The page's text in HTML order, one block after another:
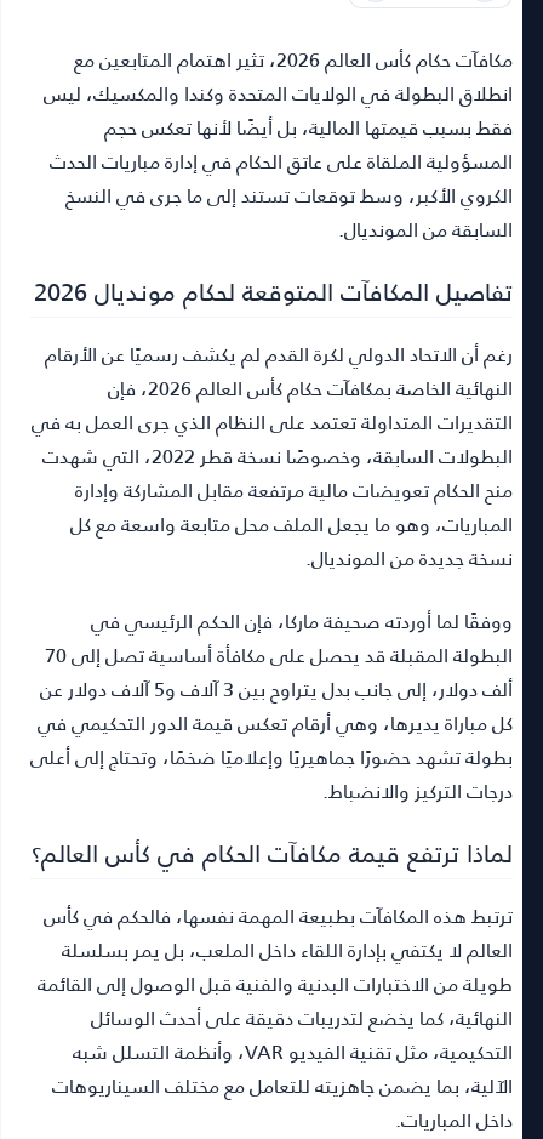
مكافآت حكام كأس العالم 2026
، تثير اهتمام المتابعين مع
انطلاق البطولة في الولايات المتحدة وكندا والمكسيك، ليس
فقط بسبب قيمتها المالية، بل أيضًا لأنها تعكس حجم
المسؤولية الملقاة على عاتق الحكام في إدارة مباريات الحدث
الكروي الأكبر، وسط توقعات تستند إلى ما جرى في النسخ
السابقة من المونديال.
تفاصيل المكافآت المتوقعة لحكام مونديال 2026
رغم أن الاتحاد الدولي لكرة القدم لم يكشف رسميًا عن الأرقام
النهائية الخاصة بمكافآت حكام كأس العالم 2026، فإن
التقديرات المتداولة تعتمد على النظام الذي جرى العمل به في
البطولات السابقة، وخصوصًا نسخة قطر 2022، التي شهدت
منح الحكام تعويضات مالية مرتفعة مقابل المشاركة وإدارة
المباريات، وهو ما يجعل الملف محل متابعة واسعة مع كل
نسخة جديدة من المونديال.
ووفقًا لما أوردته صحيفة ماركا، فإن الحكم الرئيسي في
البطولة المقبلة قد يحصل على مكافأة أساسية تصل إلى 70
ألف دولار، إلى جانب بدل يتراوح بين 3 آلاف و5 آلاف دولار عن
كل مباراة يديرها، وهي أرقام تعكس قيمة الدور التحكيمي في
بطولة تشهد حضورًا جماهيريًا وإعلاميًا ضخمًا، وتحتاج إلى أعلى
درجات التركيز والانضباط.
لماذا ترتفع قيمة مكافآت الحكام في كأس العالم؟
ترتبط هذه المكافآت بطبيعة المهمة نفسها، فالحكم في كأس
العالم لا يكتفي بإدارة اللقاء داخل الملعب، بل يمر بسلسلة
طويلة من الاختبارات البدنية والفنية قبل الوصول إلى القائمة
النهائية، كما يخضع لتدريبات دقيقة على أحدث الوسائل
التحكيمية، مثل تقنية الفيديو VAR، وأنظمة التسلل شبه
الآلية، بما يضمن جاهزيته للتعامل مع مختلف السيناريوهات
داخل المباريات.